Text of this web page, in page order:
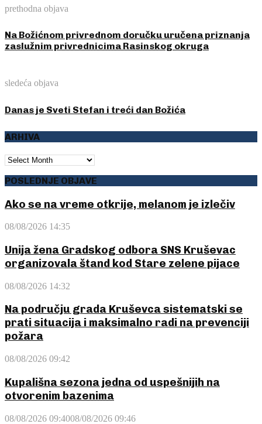
prethodna objava
Na Božićnom privrednom doručku uručena priznanja
zaslužnim privrednicima Rasinskog okruga
sledeća objava
Danas je Sveti Stefan i treći dan Božića
ARHIVA
ARHIVA
POSLEDNJE OBJAVE
Ako se na vreme otkrije, melanom je izlečiv
08/08/2026 14:35
Unija žena Gradskog odbora SNS Kruševac
organizovala štand kod Stare zelene pijace
08/08/2026 14:32
Na području grada Kruševca sistematski se
prati situacija i maksimalno radi na prevenciji
požara
08/08/2026 09:42
Kupališna sezona jedna od uspešnijih na
otvorenim bazenima
08/08/2026 09:4008/08/2026 09:46